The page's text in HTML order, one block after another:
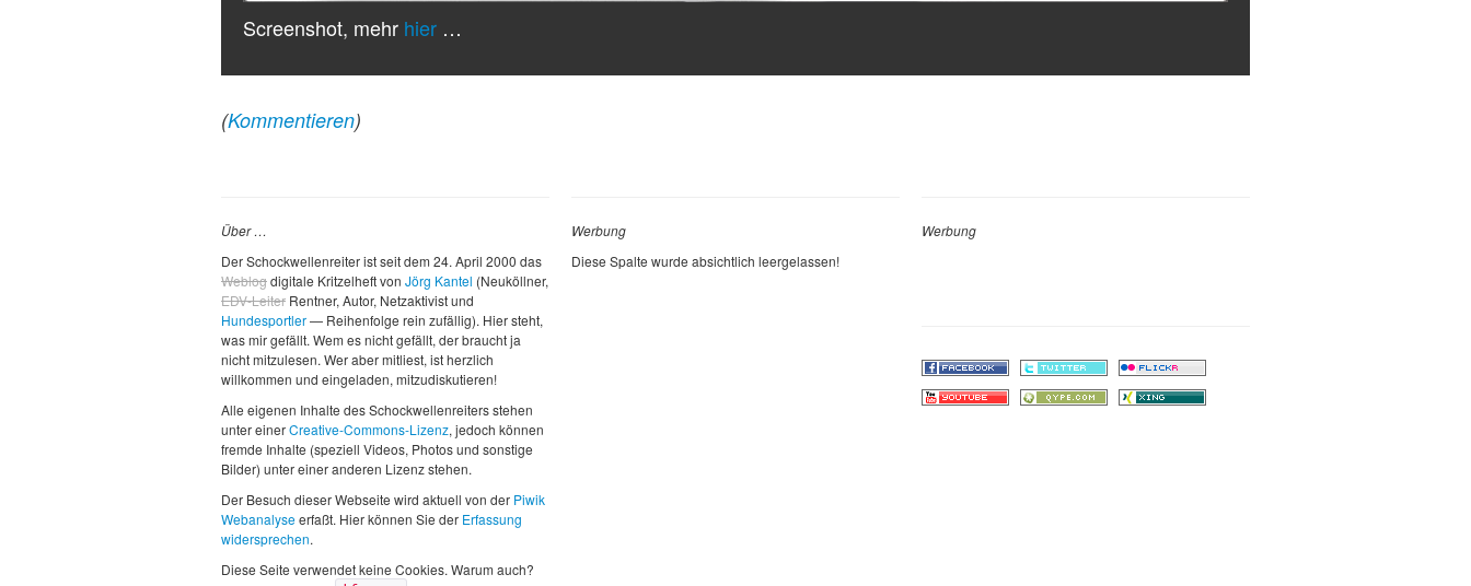
Screenshot, mehr hier …
(Kommentieren)
Über …
Der Schockwellenreiter ist seit dem 24. April 2000 das
Weblogdigitale Kritzelheft von Jörg Kantel (Neuköllner,
EDV-Leiter Rentner, Autor, Netzaktivist und
Hundesportler— Reihenfolge rein zufällig). Hier steht,
was mir gefällt. Wem es nicht gefällt, der braucht ja
nicht mitzulesen. Wer aber mitliest, ist herzlich
willkommen und eingeladen, mitzudiskutieren!
Alle eigenen Inhalte des Schockwellenreiters stehen
unter einerCreative-Commons-Lizenz, jedoch können
fremde Inhalte (speziell Videos, Photos und sonstige
Bilder) unter einer anderen Lizenz stehen.
Der Besuch dieser Webseite wird aktuell von der Piwik
Webanalyseerfaßt. Hier können Sie der Erfassung
widersprechen.
Diese Seite verwendet keine Cookies. Warum auch?
Werbung
Diese Spalte wurde absichtlich leergelassen!
Werbung